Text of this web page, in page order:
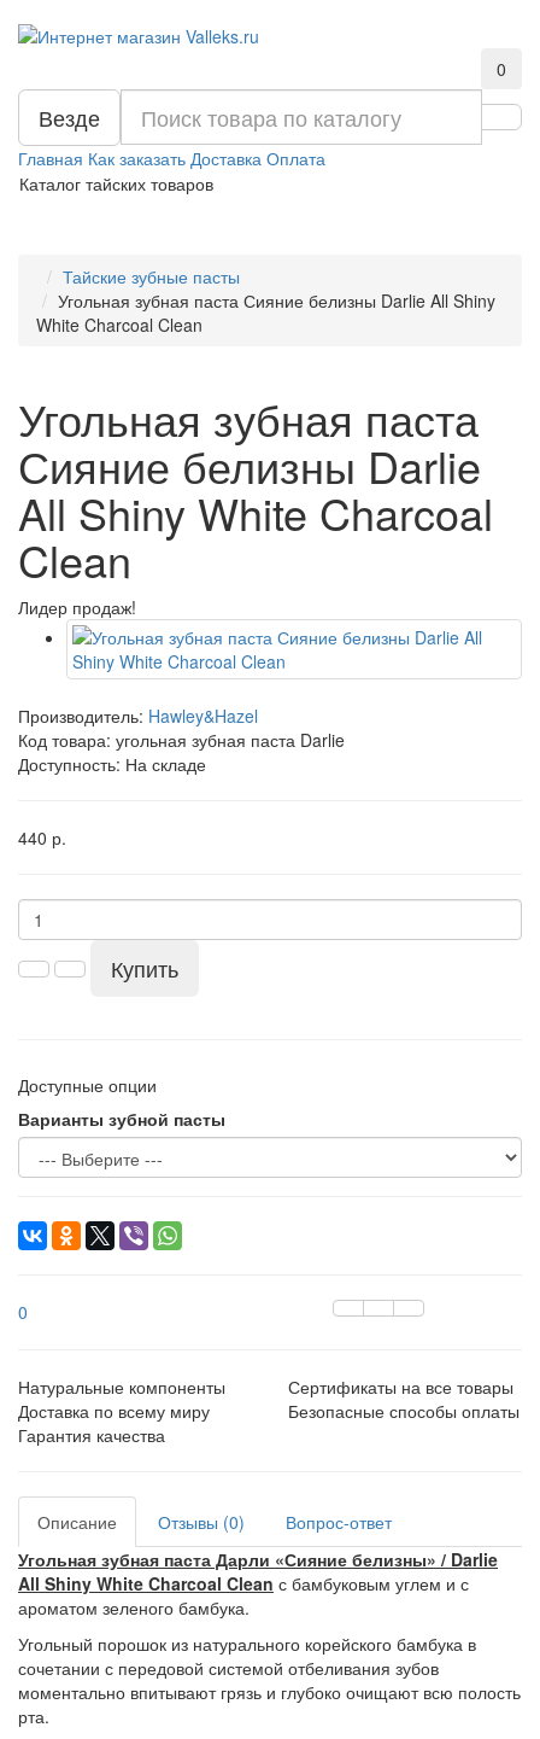
0
Везде
Главная Как заказать Доставка Оплата
Каталог тайских товаров
Тайские зубные пасты
Угольная зубная паста Сияние белизны Darlie All Shiny
White Charcoal Clean
Угольная зубная паста
Сияние белизны Darlie
All Shiny White Charcoal
Clean
Лидер продаж!
Производитель: Hawley&Hazel
Код товара: угольная зубная паста Darlie
Доступность: На складе
440 р.
Купить
Доступные опции
Варианты зубной пасты
0
Натуральные компоненты
Сертификаты на все товары
Доставка по всему миру
Безопасные способы оплаты
Гарантия качества
Описание Отзывы (0)
Вопрос-ответ
Угольная зубная паста Дарли «Сияние белизны» / Darlie
All Shiny White Charcoal Clean с бамбуковым углем и с
ароматом зеленого бамбука.
Угольный порошок из натурального корейского бамбука в
сочетании с передовой системой отбеливания зубов
моментально впитывают грязь и глубоко очищают всю полость
рта.